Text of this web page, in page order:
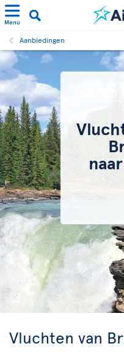
Menu
Aanbiedingen
Vluchten van